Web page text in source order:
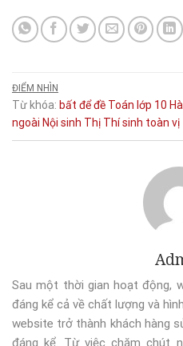
ĐIỂM NHÌN
Từ khóa: bất đểđề Toán lớp 10
ngoài Nội sinh Thị Thí sinh toàn vị
Sau một thời gian hoạt động,
đáng kể cả về chất lượng và
website trở thành khách hàng
đáng kể. Từ việc chăm chút